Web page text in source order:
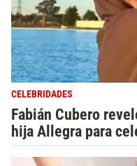
CELEBRIDADES
Fabián Cubero
hija Allegra para